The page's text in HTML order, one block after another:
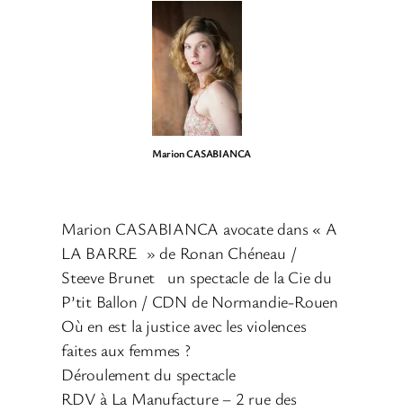
Marion CASABIANCA
Marion CASABIANCA avocate dans « A
LA BARRE » de Ronan Chéneau /
Steeve Brunet un spectacle de la Cie du
P’tit Ballon / CDN de Normandie-Rouen
Où en est la justice avec les violences
faites aux femmes ?
Déroulement du spectacle
RDV à La Manufacture – 2 rue des